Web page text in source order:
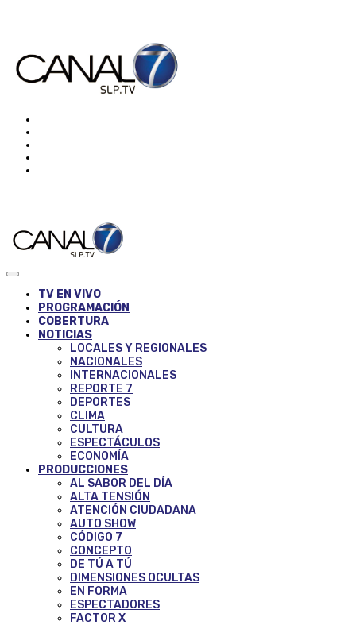
TV EN VIVO
PROGRAMACIÓN
COBERTURA
NOTICIAS
LOCALES Y REGIONALES
NACIONALES
INTERNACIONALES
REPORTE 7
DEPORTES
CLIMA
CULTURA
ESPECTÁCULOS
ECONOMÍA
PRODUCCIONES
AL SABOR DEL DÍA
ALTA TENSIÓN
ATENCIÓN CIUDADANA
AUTO SHOW
CÓDIGO 7
CONCEPTO
DE TÚ A TÚ
DIMENSIONES OCULTAS
EN FORMA
ESPECTADORES
FACTOR X